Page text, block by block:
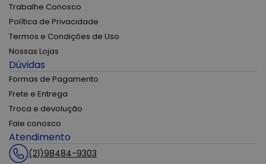
Trabalhe Conosco
Política de Privacidade
Termos e Condições de Uso
Nossas Lojas
Dúvidas
Formas de Pagamento
Frete e Entrega
Troca e devolução
Fale conosco
Atendimento
(21)98484-9303